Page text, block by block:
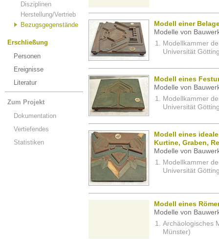
Disziplinen
Herstellung/Vertrieb
Bezugsgegenstände
Erschließung
Personen
Ereignisse
Literatur
Zum Projekt
Dokumentation
Vertiefendes
Statistiken
Modell einer
Modelle von
Modellkammer
Universität
Modell eines
Modelle von
Modellkammer
Universität
Modell eines
Kurtine, Graben,
Modelle von
Modellkammer
Universität
Modell eines
Modelle von
Archäologisches
Münster)